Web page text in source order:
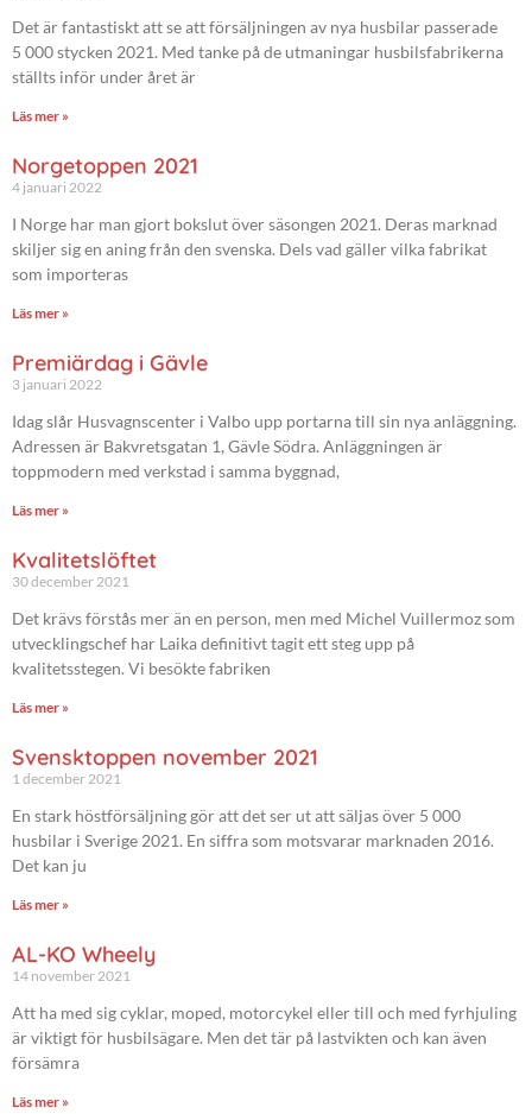
Det är fantastiskt att se att försäljningen av nya husbilar passerade
5 000 stycken 2021. Med tanke på de utmaningar husbilsfabrikerna
ställts inför under året är
Läs mer »
Norgetoppen 2021
4 januari 2022
I Norge har man gjort bokslut över säsongen 2021. Deras marknad
skiljer sig en aning från den svenska. Dels vad gäller vilka fabrikat
som importeras
Läs mer »
Premiärdag i Gävle
3 januari 2022
Idag slår Husvagnscenter i Valbo upp portarna till sin nya anläggning.
Adressen är Bakvretsgatan 1, Gävle Södra. Anläggningen är
toppmodern med verkstad i samma byggnad,
Läs mer »
Kvalitetslöftet
30 december 2021
Det krävs förstås mer än en person, men med Michel Vuillermoz som
utvecklingschef har Laika definitivt tagit ett steg upp på
kvalitetsstegen. Vi besökte fabriken
Läs mer »
Svensktoppen november 2021
1 december 2021
En stark höstförsäljning gör att det ser ut att säljas över 5 000
husbilar i Sverige 2021. En siffra som motsvarar marknaden 2016.
Det kan ju
Läs mer »
AL-KO Wheely
14 november 2021
Att ha med sig cyklar, moped, motorcykel eller till och med fyrhjuling
är viktigt för husbilsägare. Men det tär på lastvikten och kan även
försämra
Läs mer »